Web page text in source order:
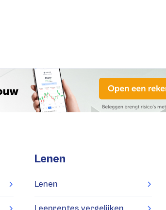
Lenen
Lenen